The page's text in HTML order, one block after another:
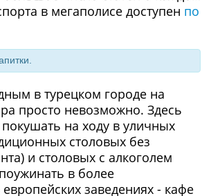
в мегаполисе доступен по
в турецком городе на
просто невозможно. Здесь
на ходу в уличных
столовых без
и столовых с алкоголем
в более
заведениях - кафе